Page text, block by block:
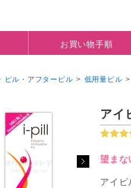
お買い物手順
ピル・アフターピル > 低用量ピル >
アイ
望まな
アイピ